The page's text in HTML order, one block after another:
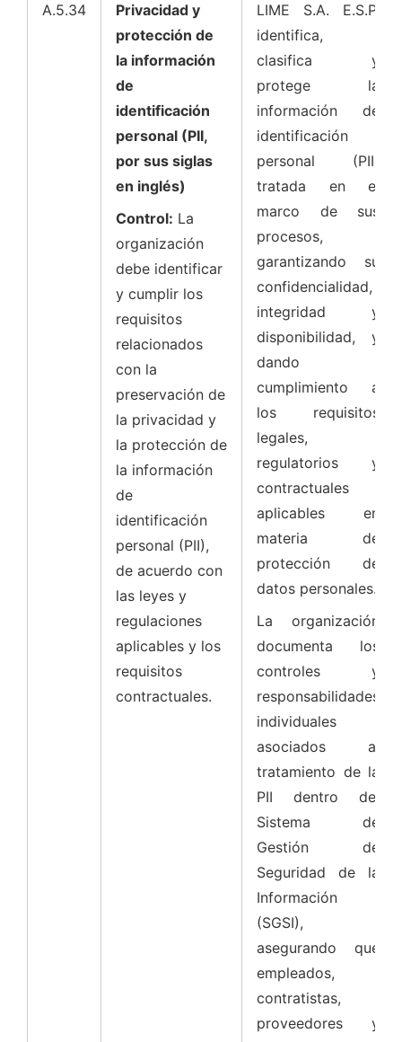
A.5.34
Privacidad y
protección de
la información
de
identificación
personal (PII,
por sus siglas
en inglés)
Control: La
organización
debe identificar
y cumplir los
requisitos
relacionados
con la
preservación de
la privacidad y
la protección de
la información
de
identificación
personal (PII),
de acuerdo con
las leyes y
regulaciones
aplicables y los
requisitos
contractuales.
LIME S.A. E.S.P.
identifica,
clasifica y
protege la
información de
identificación
personal (PII)
tratada en el
marco de sus
procesos,
garantizando su
confidencialidad,
integridad y
disponibilidad, y
dando
cumplimiento a
los requisitos
legales,
regulatorios y
contractuales
aplicables en
materia de
protección de
datos personales.
La organización
documenta los
controles y
responsabilidades
individuales
asociados al
tratamiento de la
PII dentro del
Sistema de
Gestión de
Seguridad de la
Información
(SGSI),
asegurando que
empleados,
contratistas,
proveedores y